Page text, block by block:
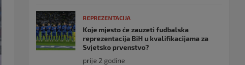
REPREZENTACIJA
Koje mjesto će zauzeti fudbalska
reprezentacija BiH u kvalifikacijama za
Svjetsko prvenstvo?
prije 2 godine